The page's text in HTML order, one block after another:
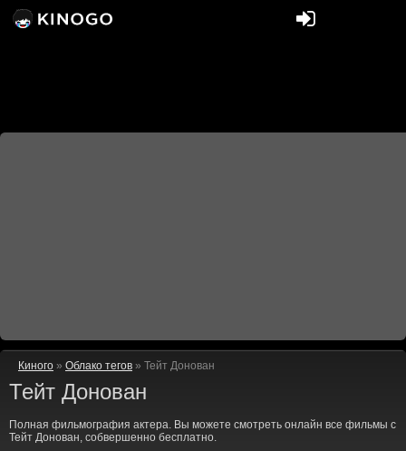
Киного » Облако тегов » Тейт Донован
Тейт Донован
Полная фильмография актера. Вы можете смотреть онлайн все фильмы с
Тейт Донован, собвершенно бесплатно.